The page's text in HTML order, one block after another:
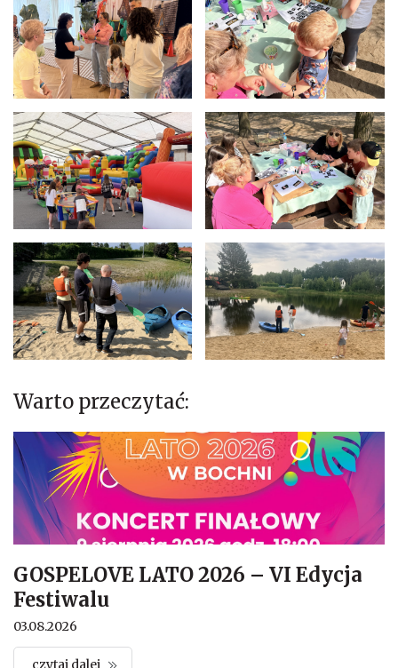
Warto przeczytać:
GOSPELOVE LATO 2026 – VI Edycja
Festiwalu
03.08.2026
czytaj dalej